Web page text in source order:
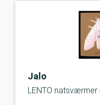
Jalo
LENTO natsværmer